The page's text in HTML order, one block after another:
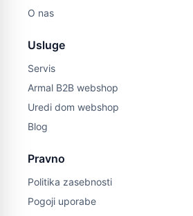
O nas
Usluge
Servis
Armal B2B webshop
Uredi dom webshop
Blog
Pravno
Politika zasebnosti
Pogoji uporabe